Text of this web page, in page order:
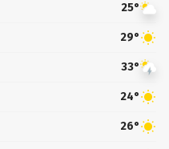
25°
29°
33°
24°
26°